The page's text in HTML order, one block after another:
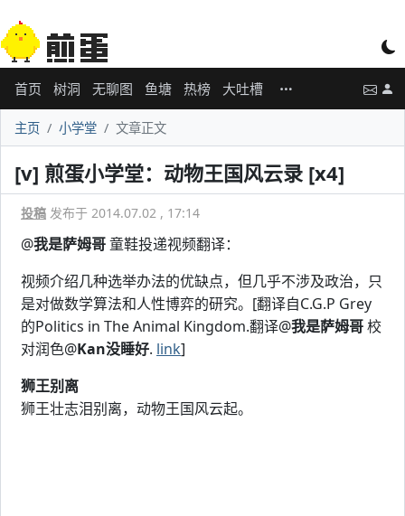
首页 树洞 无聊图 鱼塘 热榜 大吐槽
主页 小学堂 文章正文
[v] 煎蛋小学堂：动物王国风云录 [x4]
投稿 发布于 2014.07.02 , 17:14
@我是萨姆哥童鞋投递视频翻译：
视频介绍几种选举办法的优缺点，但几乎不涉及政治，只
是对做数学算法和人性博弈的研究。[翻译自C.G.P Grey
的Politics in The Animal Kingdom.翻译@我是萨姆哥校
对润色@Kan没睡好. link]
狮王别离
狮王壮志泪别离，动物王国风云起。